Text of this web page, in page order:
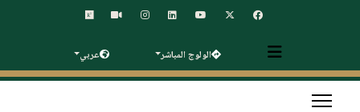
الولوج المباشر عربي